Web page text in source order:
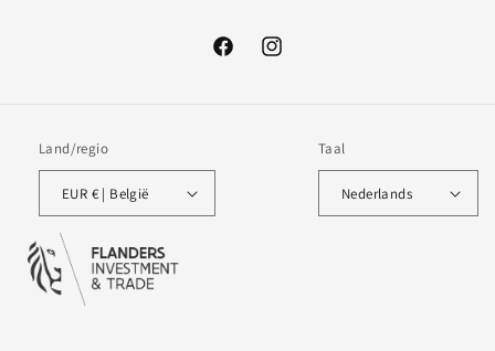
FacebookInstagram
Land/regio
EUR € | België
Taal
Nederlands